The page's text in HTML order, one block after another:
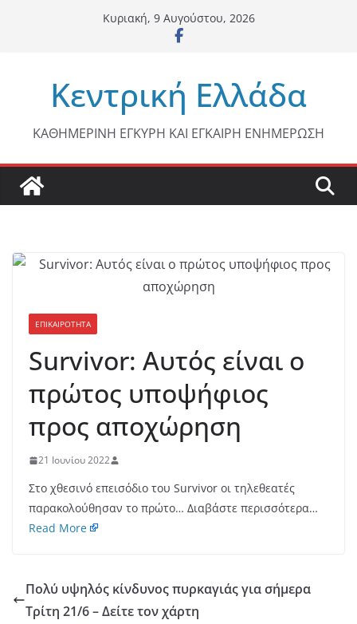
Κυριακή, 9 Αυγούστου, 2026
Κεντρική Ελλάδα
ΚΑΘΗΜΕΡΙΝΗ ΕΓΚΥΡΗ ΚΑΙ ΕΓΚΑΙΡΗ ΕΝΗΜΕΡΩΣΗ
ΕΠΙΚΑΙΡΟΤΗΤΑ
Survivor: Αυτός είναι ο
πρώτος υποψήφιος
προς αποχώρηση
21 Ιουνίου 2022
Στο χθεσινό επεισόδιο του Survivor οι τηλεθεατές
παρακολούθησαν το πρώτο… Διαβάστε περισσότερα…
Read More
Πολύ υψηλός κίνδυνος πυρκαγιάς για σήμερα
Τρίτη 21/6 – Δείτε τον χάρτη